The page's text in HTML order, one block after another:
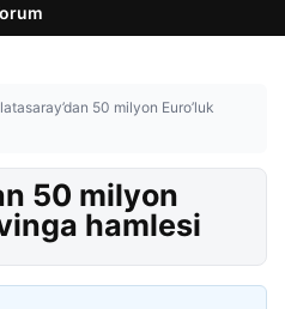
50 milyon Euro’luk
50 milyon
hamlesi